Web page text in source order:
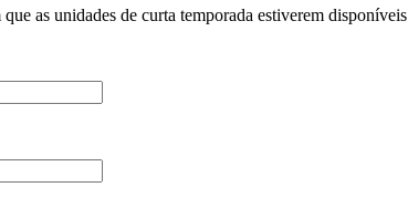
as unidades de curta temporada estiverem disponíveis